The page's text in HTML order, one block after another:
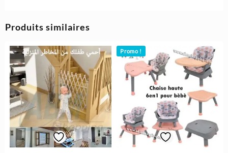
Produits similaires
Promo !